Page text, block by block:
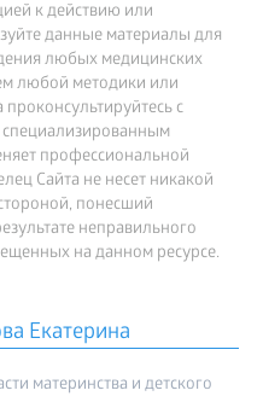
к действию или
данные материалы для
любых медицинских
любой методики или
с
специализированным
профессиональной
Сайта не несет никакой
понесший
неправильного
на данном ресурсе.
Екатерина
материнства и детского